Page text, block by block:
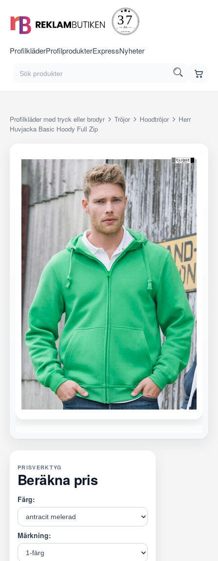
ProfilkläderProfilprodukterExpressNyheter
Profilkläder med tryck eller brodyr Tröjor Hoodtröjor
Herr
Huvjacka Basic Hoody Full Zip
PRISVERKTYG
Beräkna pris
Färg:
Märkning: